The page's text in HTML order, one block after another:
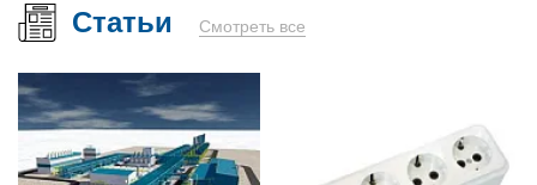
Статьи Смотреть все